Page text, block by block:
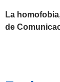
La
de